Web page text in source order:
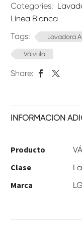
Categories:
Línea Blanca
Tags:
Lavadora
Válvula
Share:
INFORMACIÓN
Producto
Clase
Marca LG